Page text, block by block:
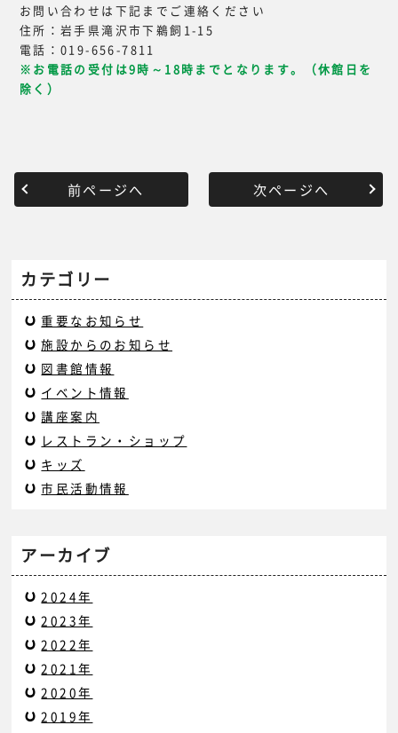
お問い合わせは下記までご連絡ください
住所：岩手県滝沢市下鵜飼1-15
電話：019-656-7811
※お電話の受付は9時～18時までとなります。（休館日を
除く）
前ページへ 次ページへ
カテゴリー
重要なお知らせ
施設からのお知らせ
図書館情報
イベント情報
講座案内
レストラン・ショップ
キッズ
市民活動情報
アーカイブ
2024年
2023年
2022年
2021年
2020年
2019年